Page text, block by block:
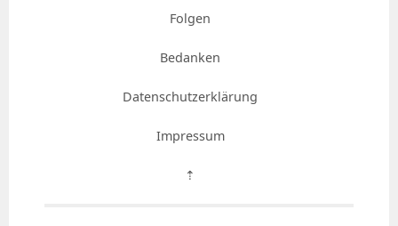
Folgen
Bedanken
Datenschutzerklärung
Impressum
⇡